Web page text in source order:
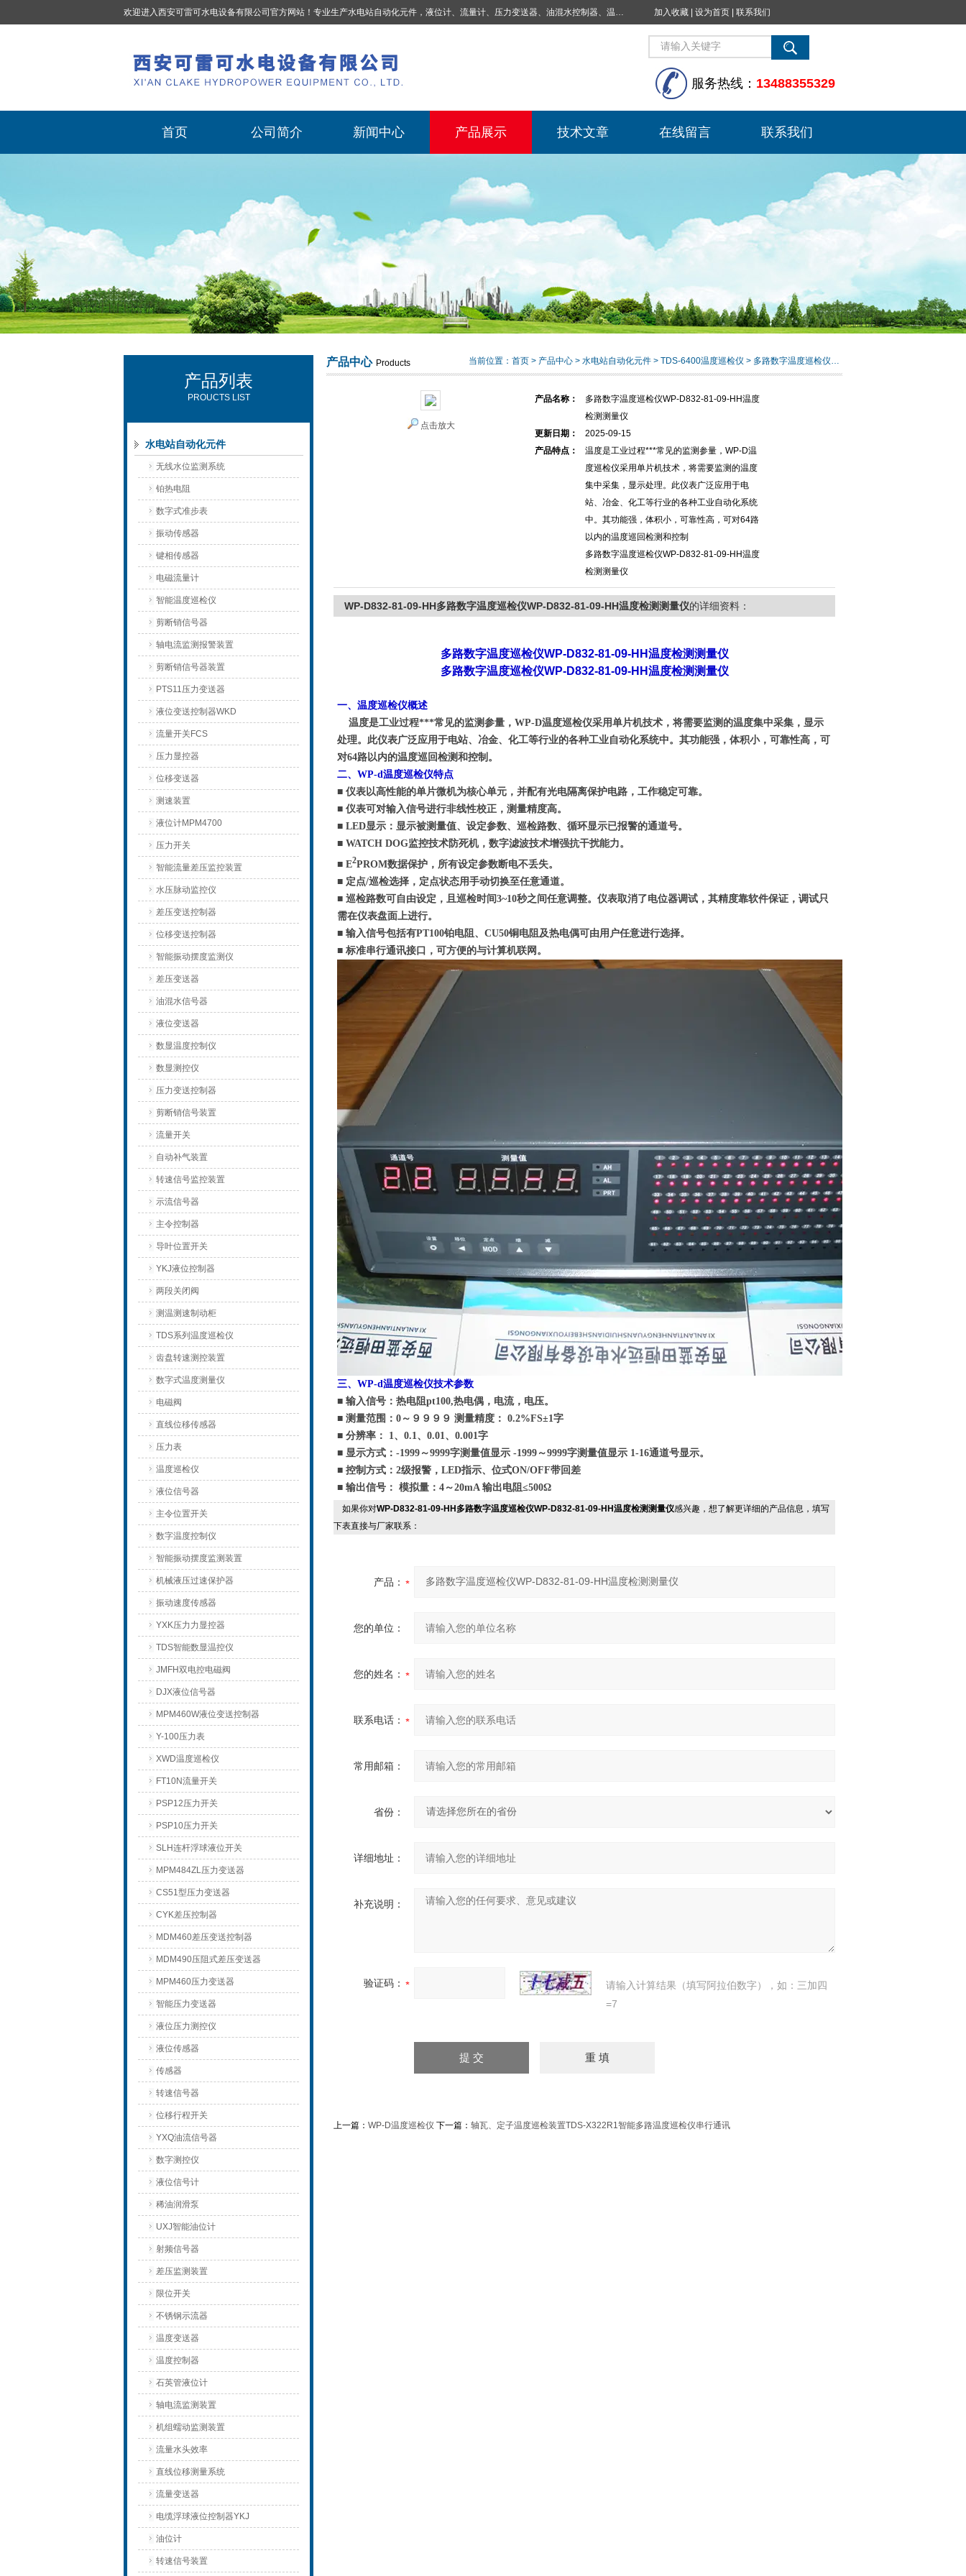
欢迎进入西安可雷可水电设备有限公司官方网站！专业生产水电站自动化元件，液位计、流量计、压力变送器、油混水控制器、温度传感器、电磁阀球阀蝶阀、测速装置、位移变送器、油冷却器、自动补气装置、机械过速保护装置、排水控制柜、压油装置控制系统、液位集中控制系统、水力量测控制系统、水轮发电机组监测系统、电容式液位开关、压力表、测温制动柜、蝴蝶阀球阀控制柜 | 加入收藏 设为首页 联系我们
西安可雷可水电设备有限公司
服务热线： 13488355329
首页 公司简介 新闻中心 产品展示 技术文章 在线留言 联系我们
产品列表
PROUCTS LIST
水电站自动化元件
无线水位监测系统
铂热电阻
数字式准步表
振动传感器
键相传感器
电磁流量计
智能温度巡检仪
剪断销信号器
轴电流监测报警装置
剪断销信号器装置
PTS11压力变送器
液位变送控制器WKD
流量开关FCS
压力显控器
位移变送器
测速装置
液位计MPM4700
压力开关
智能流量差压监控装置
水压脉动监控仪
差压变送控制器
位移变送控制器
智能振动摆度监测仪
差压变送器
油混水信号器
液位变送器
数显温度控制仪
数显测控仪
压力变送控制器
剪断销信号装置
流量开关
自动补气装置
转速信号监控装置
示流信号器
主令控制器
导叶位置开关
YKJ液位控制器
两段关闭阀
测温测速制动柜
TDS系列温度巡检仪
齿盘转速测控装置
数字式温度测量仪
电磁阀
直线位移传感器
压力表
温度巡检仪
液位信号器
主令位置开关
数字温度控制仪
智能振动摆度监测装置
机械液压过速保护器
振动速度传感器
YXK压力力显控器
TDS智能数显温控仪
JMFH双电控电磁阀
DJX液位信号器
MPM460W液位变送控制器
Y-100压力表
XWD温度巡检仪
FT10N流量开关
PSP12压力开关
PSP10压力开关
SLH连杆浮球液位开关
MPM484ZL压力变送器
CS51型压力变送器
CYK差压控制器
MDM460差压变送控制器
MDM490压阻式差压变送器
MPM460压力变送器
智能压力变送器
液位压力测控仪
液位传感器
传感器
转速信号器
位移行程开关
YXQ油流信号器
数字测控仪
液位信号计
稀油润滑泵
UXJ智能油位计
射频信号器
差压监测装置
限位开关
不锈钢示流器
温度变送器
温度控制器
石英管液位计
轴电流监测装置
机组蠕动监测装置
流量水头效率
直线位移测量系统
流量变送器
电缆浮球液位控制器YKJ
油位计
转速信号装置
产品中心 Products 当前位置： 首页 > 产品中心 > 水电站自动化元件 > TDS-6400温度巡检仪 > 多路数字温度巡检仪WP-D832-81-09-HH温度检测测量仪
点击放大
产品名称：
多路数字温度巡检仪WP-D832-81-09-HH温度
检测测量仪
更新日期：
2025-09-15
产品特点：
温度是工业过程***常见的监测参量，WP-D温
度巡检仪采用单片机技术，将需要监测的温度
集中采集，显示处理。此仪表广泛应用于电
站、冶金、化工等行业的各种工业自动化系统
中。其功能强，体积小，可靠性高，可对64路
以内的温度巡回检测和控制
多路数字温度巡检仪WP-D832-81-09-HH温度
检测测量仪
WP-D832-81-09-HH多路数字温度巡检仪WP-D832-81-09-HH温度检测测量仪的详细资料：
多路数字温度巡检仪WP-D832-81-09-HH温度检测测量仪
多路数字温度巡检仪WP-D832-81-09-HH温度检测测量仪
一、温度巡检仪概述
温度是工业过程***常见的监测参量，WP-D温度巡检仪采用单片机技术，将需要监测的温度集中采集，显示
处理。此仪表广泛应用于电站、冶金、化工等行业的各种工业自动化系统中。其功能强，体积小，可靠性高，可
对64路以内的温度巡回检测和控制。
二、WP-d温度巡检仪特点
■ 仪表以高性能的单片微机为核心单元，并配有光电隔离保护电路，工作稳定可靠。
■ 仪表可对输入信号进行非线性校正，测量精度高。
■ LED显示：显示被测量值、设定参数、巡检路数、循环显示已报警的通道号。
■ WATCH DOG监控技术防死机，数字滤波技术增强抗干扰能力。
■ E2PROM数据保护，所有设定参数断电不丢失。
■ 定点/巡检选择，定点状态用手动切换至任意通道。
■ 巡检路数可自由设定，且巡检时间3~10秒之间任意调整。仪表取消了电位器调试，其精度靠软件保证，调试只
需在仪表盘面上进行。
■ 输入信号包括有PT100铂电阻、CU50铜电阻及热电偶可由用户任意进行选择。
■ 标准串行通讯接口，可方便的与计算机联网。
三、WP-d温度巡检仪技术参数
■ 输入信号：热电阻pt100,热电偶，电流，电压。
■ 测量范围：0～９９９９ 测量精度： 0.2%FS±1字
■ 分辨率： 1、0.1、0.01、0.001字
■ 显示方式：-1999～9999字测量值显示 -1999～9999字测量值显示 1-16通道号显示。
■ 控制方式：2级报警，LED指示、位式ON/OFF带回差
■ 输出信号： 模拟量：4～20mA 输出电阻≤500Ω
如果你对WP-D832-81-09-HH多路数字温度巡检仪WP-D832-81-09-HH温度检测测量仪感兴趣，想了解更详细的产品信息，填写
下表直接与厂家联系：
产品：
您的单位：
您的姓名：
联系电话：
常用邮箱：
省份：
详细地址：
补充说明：
验证码：
请输入计算结果（填写阿拉伯数字），如：三加四
=7
上一篇： WP-D温度巡检仪 下一篇： 轴瓦、定子温度巡检装置TDS-X322R1智能多路温度巡检仪串行通讯